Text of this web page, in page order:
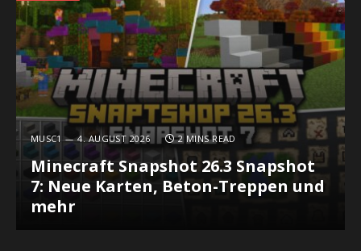
MUSC1 4. AUGUST 2026 2 MINS READ
Minecraft Snapshot 26.3 Snapshot
7: Neue Karten, Beton-Treppen und
mehr